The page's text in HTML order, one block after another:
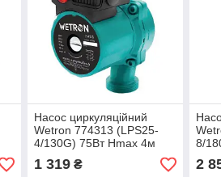
Насос циркуляційний
Wetron 774313 (LPS25-
4/130G) 75Вт Hmax 4м
Qmax 45л/хв Ø1½" 130мм
зел + гайки Ø1"
1 319₴
8/
2